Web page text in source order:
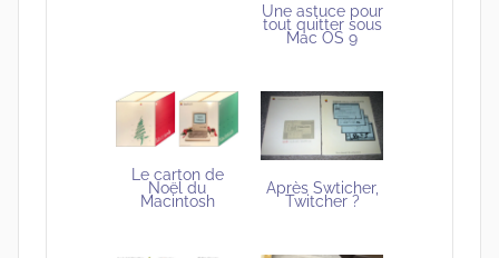
Une astuce pour
tout quitter sous
Mac OS 9
Le carton de
Noël du
Macintosh
Après Swticher,
Twitcher ?